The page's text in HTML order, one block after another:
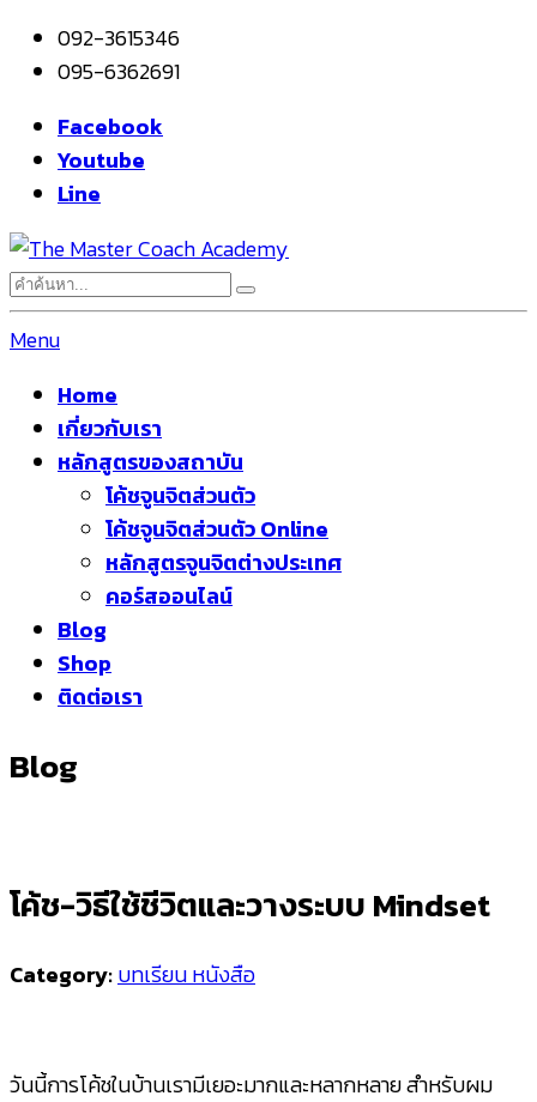
092-3615346
095-6362691
Facebook
Youtube
Line
Menu
Home
เกี่ยวกับเรา
หลักสูตรของสถาบัน
โค้ชจูนจิตส่วนตัว
โค้ชจูนจิตส่วนตัว Online
หลักสูตรจูนจิตต่างประเทศ
คอร์สออนไลน์
Blog
Shop
ติดต่อเรา
Blog
โค้ช-วิธีใช้ชีวิตและวางระบบ Mindset
Category:บทเรียน หนังสือ
วันนี้การโค้ชในบ้านเรามีเยอะมากและหลากหลาย สำหรับผม